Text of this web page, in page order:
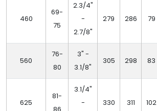
460
69-
75
2.3/4"
-
2.7/8"
279 286 79
560
76-
80
3" -
3.1/8"
305 298 83
625
81-
3.1/4"
-
330 311 102